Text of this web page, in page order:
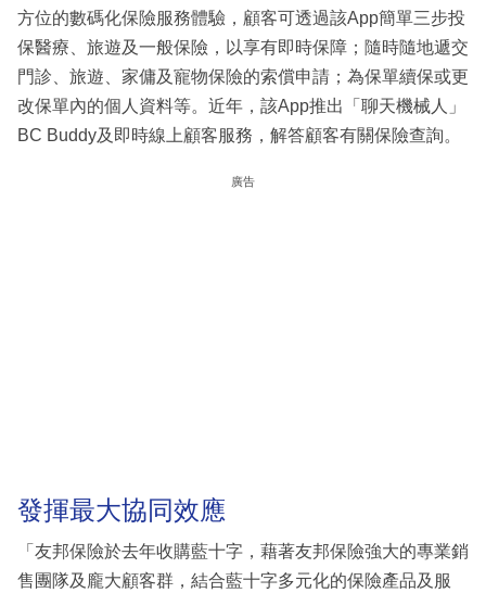
方位的數碼化保險服務體驗，顧客可透過該App簡單三步投
保醫療、旅遊及一般保險，以享有即時保障；隨時隨地遞交
門診、旅遊、家傭及寵物保險的索償申請；為保單續保或更
改保單內的個人資料等。近年，該App推出「聊天機械人」
BC Buddy及即時線上顧客服務，解答顧客有關保險查詢。
廣告
發揮最大協同效應
「友邦保險於去年收購藍十字，藉著友邦保險強大的專業銷
售團隊及龐大顧客群，結合藍十字多元化的保險產品及服